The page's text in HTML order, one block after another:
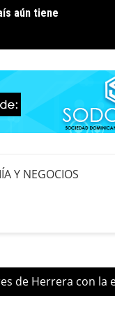
aún tiene
para
Y NEGOCIOS
de Herrera con la